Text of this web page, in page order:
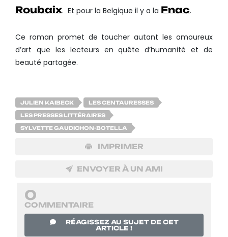
Roubaix. Et pour la Belgique il y a la Fnac.
Ce roman promet de toucher autant les amoureux
d’art que les lecteurs en quête d’humanité et de
beauté partagée.
JULIEN KAIBECK LES CENTAURESSES
LES PRESSES LITTÉRAIRES
SYLVETTE GAUDICHON-BOTELLA
IMPRIMER
ENVOYER À UN AMI
0
COMMENTAIRE
RÉAGISSEZ AU SUJET DE CET
ARTICLE !